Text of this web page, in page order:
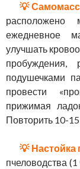
💡
расположено
ежедневное
улучшать
пробуждения,
подушечками
провести
прижимая
Повторить 10-15
💡 Настойка
пчеловодства